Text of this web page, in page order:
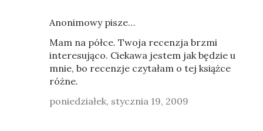
Anonimowy pisze…
Mam na półce. Twoja recenzja brzmi
interesująco. Ciekawa jestem jak będzie u
mnie, bo recenzje czytałam o tej książce
różne.
poniedziałek, stycznia 19, 2009